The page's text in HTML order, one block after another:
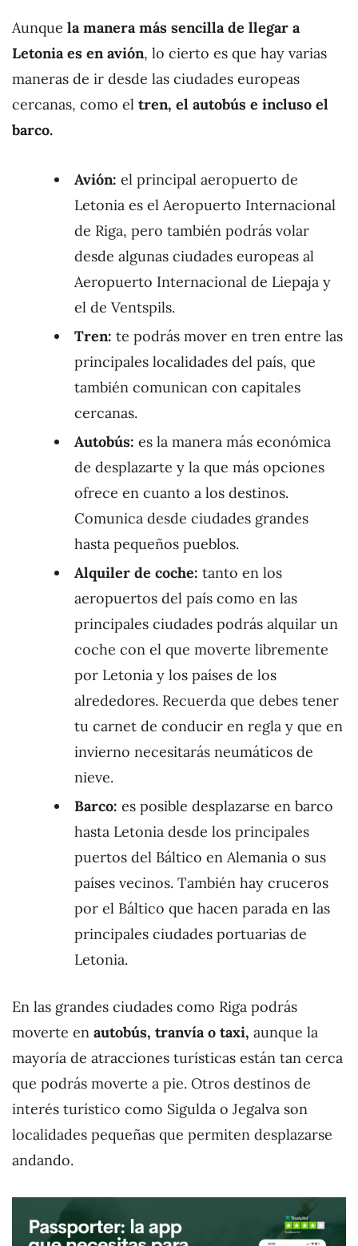
Aunque la manera más sencilla de llegar a
Letonia es en avión, lo cierto es que hay varias
maneras de ir desde las ciudades europeas
cercanas, como el tren, el autobús e incluso el
barco.
Avión: el principal aeropuerto de
Letonia es el Aeropuerto Internacional
de Riga, pero también podrás volar
desde algunas ciudades europeas al
Aeropuerto Internacional de Liepaja y
el de Ventspils.
Tren: te podrás mover en tren entre las
principales localidades del país, que
también comunican con capitales
cercanas.
Autobús: es la manera más económica
de desplazarte y la que más opciones
ofrece en cuanto a los destinos.
Comunica desde ciudades grandes
hasta pequeños pueblos.
Alquiler de coche: tanto en los
aeropuertos del país como en las
principales ciudades podrás alquilar un
coche con el que moverte libremente
por Letonia y los países de los
alrededores. Recuerda que debes tener
tu carnet de conducir en regla y que en
invierno necesitarás neumáticos de
nieve.
Barco: es posible desplazarse en barco
hasta Letonia desde los principales
puertos del Báltico en Alemania o sus
países vecinos. También hay cruceros
por el Báltico que hacen parada en las
principales ciudades portuarias de
Letonia.
En las grandes ciudades como Riga podrás
moverte en autobús, tranvía o taxi, aunque la
mayoría de atracciones turísticas están tan cerca
que podrás moverte a pie. Otros destinos de
interés turístico como Sigulda o Jegalva son
localidades pequeñas que permiten desplazarse
andando.